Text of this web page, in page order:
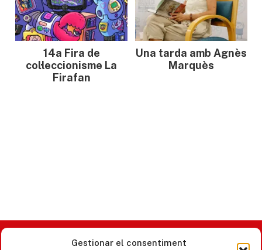
Gestionar el consentiment
14a Fira de
col·leccionisme La
Firafan
Una tarda amb Agnès
Marquès